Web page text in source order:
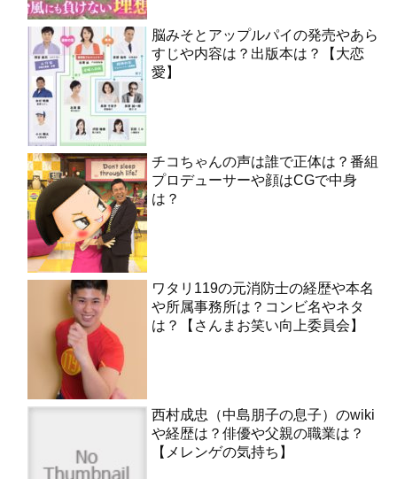
脳みそとアップルパイの発売やあら
すじや内容は？出版本は？【大恋
愛】
チコちゃんの声は誰で正体は？番組
プロデューサーや顔はCGで中身
は？
ワタリ119の元消防士の経歴や本名
や所属事務所は？コンビ名やネタ
は？【さんまお笑い向上委員会】
西村成忠（中島朋子の息子）のwiki
や経歴は？俳優や父親の職業は？
【メレンゲの気持ち】